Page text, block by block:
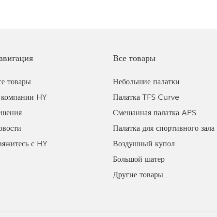
товары
HY
с HY
Все товары
Небольшие палатки
Палатка TFS Curve
Смешанная палатка APS
Палатка для спортивного зала
Воздушный купол
Большой шатер
Другие товары...